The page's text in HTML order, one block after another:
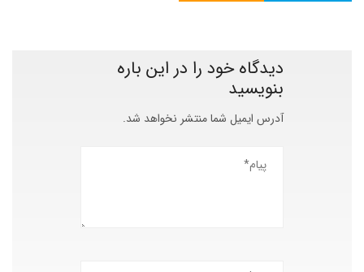
دیدگاه خود را در این باره
بنویسید
آدرس ایمیل شما منتشر نخواهد شد.